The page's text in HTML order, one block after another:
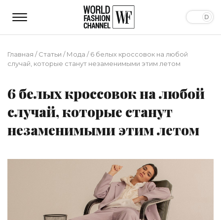
Главная /Статьи /Мода /6 белых кроссовок на любой
случай, которые станут незаменимыми этим летом
6 белых кроссовок на любой
случай, которые станут
незаменимыми этим летом